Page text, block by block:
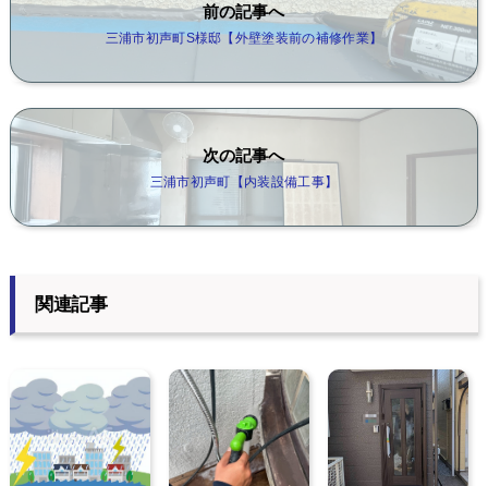
前の記事へ
三浦市初声町S様邸【外壁塗装前の補修作業】
次の記事へ
三浦市初声町【内装設備工事】
関連記事